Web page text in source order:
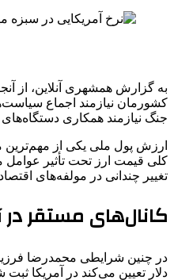
به گزارش همشهری آنلاین، از
کشورمان نیازمند اجماع
جنگ نیازمند همکاری
ارزش پول ملی یکی از مهم‌ترین
کلی قیمت ارز تحت ‌تأثیر عوامل
تغییر چندانی در مولفه‌های
کانال‌های مستقر در
دلار تعیین می‌کند در آمریکا